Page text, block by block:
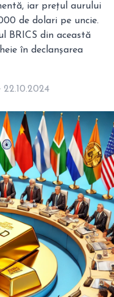
iar prețul aurului
de dolari pe uncie.
BRICS din această
în declanșarea